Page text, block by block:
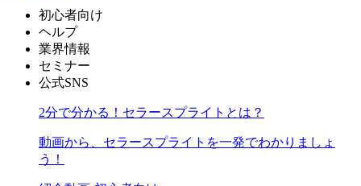
初心者向け
ヘルプ
業界情報
セミナー
公式SNS
2分で分かる！セラースプライトとは？
動画から、セラースプライトを一発でわかりましょ
う！